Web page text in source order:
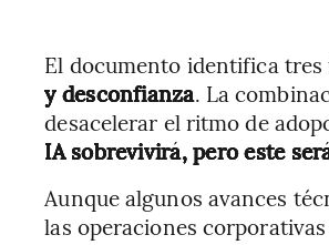
El documento identifica
y desconfianza. La
desacelerar el ritmo de
IA sobrevivirá, pero este
Aunque algunos avances
las operaciones